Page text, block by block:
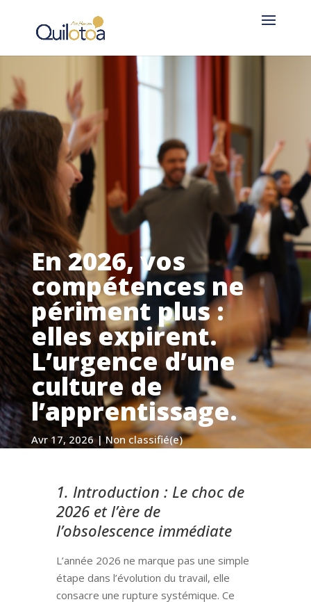
En 2026, vos
compétences ne
périment plus :
elles expirent.
L’urgence d’une
culture de
l’apprentissage.
Avr 17, 2026|Non classifié(e)
1. Introduction : Le choc de
2026 et l’ère de
l’obsolescence immédiate
L’année 2026 ne marque pas une simple
étape dans l’évolution du travail, elle
consacre une rupture systémique. Ce